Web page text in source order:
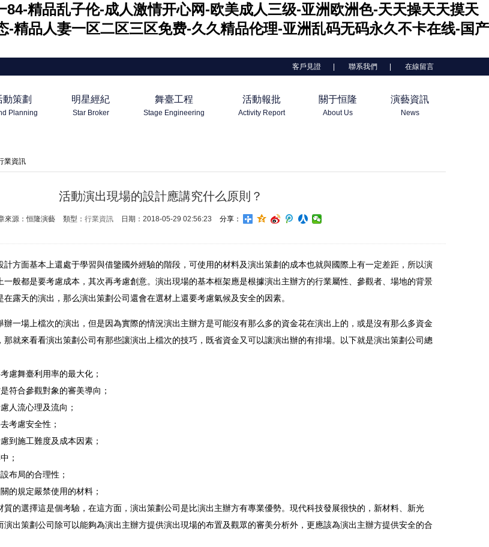
精品乱子伦-成人激情开心网-欧美成人三级-亚洲欧洲色-天天操天天摸天
精品人妻一区二区三区免费-久久精品伦理-亚洲乱码无码永久不卡在线-国产
客戶見證 聯系我們 在線留言
動策劃
Planning
明星經紀
Star Broker
舞臺工程
Stage Engineering
活動報批
Activity Report
關于恒隆
About Us
演藝資訊
News
業資訊
活動演出現場的設計應講究什么原則？
來源：恒隆演藝 類型： 行業資訊 日期：2018-05-29 02:56:23 分享：
計方面基本上還處于學習與借鑒國外經驗的階段，可使用的材料及演出策劃的成本也就與國際上有一定差距，所以演
一般都是要考慮成本，其次再考慮創意。演出現場的基本框架應是根據演出主辦方的行業屬性、參觀者、場地的背景
在露天的演出，那么演出策劃公司還會在選材上還要考慮氣候及安全的因素。
辦一場上檔次的演出，但是因為實際的情況演出主辦方是可能沒有那么多的資金花在演出上的，或是沒有那么多資金
那就來看看演出策劃公司有那些讓演出上檔次的技巧，既省資金又可以讓演出辦的有排場。以下就是演出策劃公司總
慮舞臺利用率的最大化；
符合參觀對象的審美導向；
人流心理及流向；
考慮安全性；
到施工難度及成本因素；
；
布局的合理性；
的規定嚴禁使用的材料；
質的選擇這是個考驗，在這方面，演出策劃公司是比演出主辦方有專業優勢。現代科技發展很快的，新材料、新光
演出策劃公司除可以能夠為演出主辦方提供演出現場的布置及觀眾的審美分析外，更應該為演出主辦方提供安全的合